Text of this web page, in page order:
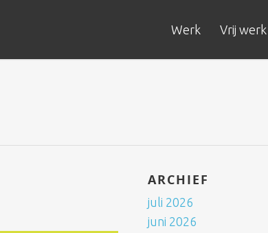
Werk Vrij werk
ARCHIEF
juli 2026
juni 2026